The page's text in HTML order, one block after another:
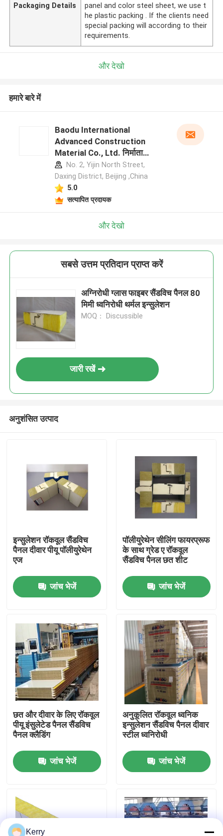
घर
उत्पादों
कारखाना भ्रमण
गुणवत्ता नियंत्रण
एक उद्धरण का अनुरोध करें
इस्पात संरचना भवन
इस्पात संरचना गोदाम
इस्पात संरचना कार्यशाला
Packaging Details
panel and color steel sheet, we use t
he plastic packing . If the clients need
special packing will according to their
requirements.
और देखो
हमारे बारे में
Baodu International
Advanced Construction
Material Co., Ltd. निर्माता
प्रोफ़ाइलNo. 2, Yijin North Street,
Daxing District, Beijing ,China
5.0
सत्यापित प्रदायक
और देखो
सबसे उत्तम प्रतिदान प्राप्त करें
अग्निरोधी ग्लास फाइबर सैंडविच पैनल 80
मिमी ध्वनिरोधी थर्मल इन्सुलेशन
MOQ： Discussible
जारी रखें
अनुशंसित उत्पाद
इन्सुलेशन रॉकवूल सैंडविच
पैनल दीवार पीयू पॉलीयुरेथेन
एज
जांच भेजें
पॉलीयुरेथेन सीलिंग फायरप्रूफ
के साथ ग्रेड ए रॉकवूल
सैंडविच पैनल छत शीट
जांच भेजें
छत और दीवार के लिए रॉकवूल
पीयू इंसुलेटेड पैनल सैंडविच
पैनल क्लैडिंग
जांच भेजें
अनुकूलित रॉकवूल ध्वनिक
इन्सुलेशन सैंडविच पैनल दीवार
स्टील ध्वनिरोधी
जांच भेजें
Kerry